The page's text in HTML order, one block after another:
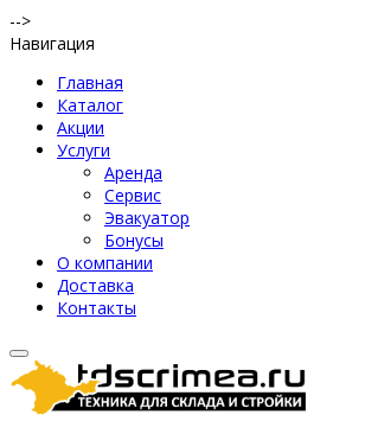
-->
Навигация
Главная
Каталог
Акции
Услуги
Аренда
Сервис
Эвакуатор
Бонусы
О компании
Доставка
Контакты